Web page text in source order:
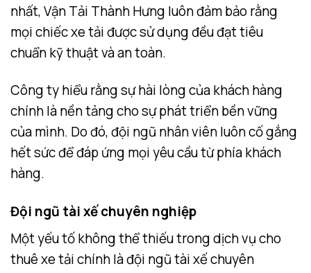
nhất, Vận Tải Thành Hưng luôn đảm bảo rằng
mọi chiếc xe tải được sử dụng đều đạt tiêu
chuẩn kỹ thuật và an toàn.
Công ty hiểu rằng sự hài lòng của khách hàng
chính là nền tảng cho sự phát triển bền vững
của mình. Do đó, đội ngũ nhân viên luôn cố gắng
hết sức để đáp ứng mọi yêu cầu từ phía khách
hàng.
Đội ngũ tài xế chuyên nghiệp
Một yếu tố không thể thiếu trong dịch vụ cho
thuê xe tải chính là đội ngũ tài xế chuyên